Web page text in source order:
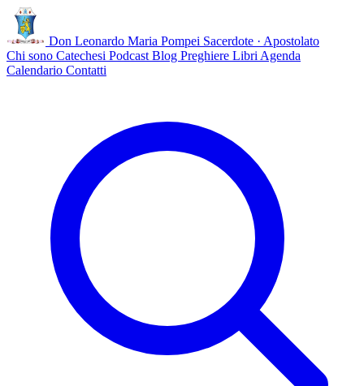
Don Leonardo Maria Pompei Sacerdote · Apostolato
Chi sono Catechesi Podcast Blog Preghiere Libri Agenda
Calendario Contatti